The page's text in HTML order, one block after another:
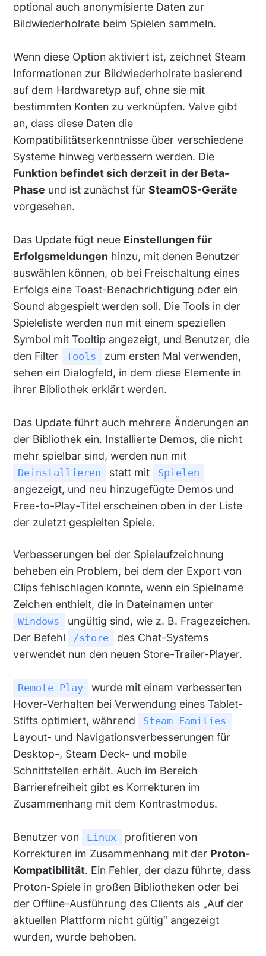
optional auch anonymisierte Daten zur
Bildwiederholrate beim Spielen sammeln.
Wenn diese Option aktiviert ist, zeichnet Steam
Informationen zur Bildwiederholrate basierend
auf dem Hardwaretyp auf, ohne sie mit
bestimmten Konten zu verknüpfen. Valve gibt
an, dass diese Daten die
Kompatibilitätserkenntnisse über verschiedene
Systeme hinweg verbessern werden. Die
Funktion befindet sich derzeit in der Beta-
Phase und ist zunächst für SteamOS-Geräte
vorgesehen.
Das Update fügt neue Einstellungen für
Erfolgsmeldungen hinzu, mit denen Benutzer
auswählen können, ob bei Freischaltung eines
Erfolgs eine Toast-Benachrichtigung oder ein
Sound abgespielt werden soll. Die Tools in der
Spieleliste werden nun mit einem speziellen
Symbol mit Tooltip angezeigt, und Benutzer, die
den Filter
Tools
zum ersten Mal verwenden,
sehen ein Dialogfeld, in dem diese Elemente in
ihrer Bibliothek erklärt werden.
Das Update führt auch mehrere Änderungen an
der Bibliothek ein. Installierte Demos, die nicht
mehr spielbar sind, werden nun mit
Deinstallieren statt mit Spielen
angezeigt, und neu hinzugefügte Demos und
Free-to-Play-Titel erscheinen oben in der Liste
der zuletzt gespielten Spiele.
Verbesserungen bei der Spielaufzeichnung
beheben ein Problem, bei dem der Export von
Clips fehlschlagen konnte, wenn ein Spielname
Zeichen enthielt, die in Dateinamen unter
Windows
ungültig sind, wie z. B. Fragezeichen.
Der Befehl
/store
des Chat-Systems
verwendet nun den neuen Store-Trailer-Player.
Remote Play
wurde mit einem verbesserten
Hover-Verhalten bei Verwendung eines Tablet-
Stifts optimiert, während
Steam Families
Layout- und Navigationsverbesserungen für
Desktop-, Steam Deck- und mobile
Schnittstellen erhält. Auch im Bereich
Barrierefreiheit gibt es Korrekturen im
Zusammenhang mit dem Kontrastmodus.
Benutzer von Linux
profitieren von
Korrekturen im Zusammenhang mit der Proton-
Kompatibilität. Ein Fehler, der dazu führte, dass
Proton-Spiele in großen Bibliotheken oder bei
der Offline-Ausführung des Clients als „Auf der
aktuellen Plattform nicht gültig“ angezeigt
wurden, wurde behoben.